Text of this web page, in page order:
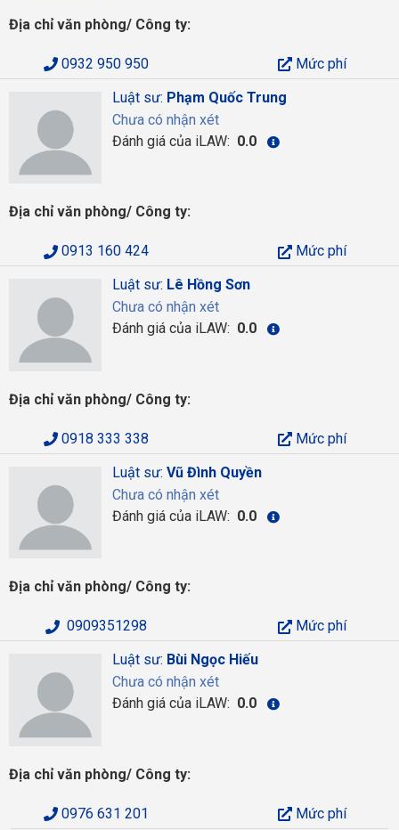
Địa chỉ văn phòng/ Công ty:
0932 950 950
Mức phí
Luật sư: Phạm Quốc Trung
Chưa có nhận xét
Đánh giá của iLAW: 0.0
Địa chỉ văn phòng/ Công ty:
0913 160 424
Mức phí
Luật sư: Lê Hồng Sơn
Chưa có nhận xét
Đánh giá của iLAW: 0.0
Địa chỉ văn phòng/ Công ty:
0918 333 338
Mức phí
Luật sư: Vũ Đình Quyền
Chưa có nhận xét
Đánh giá của iLAW: 0.0
Địa chỉ văn phòng/ Công ty:
0909351298
Mức phí
Luật sư: Bùi Ngọc Hiếu
Chưa có nhận xét
Đánh giá của iLAW: 0.0
Địa chỉ văn phòng/ Công ty:
0976 631 201 Mức phí